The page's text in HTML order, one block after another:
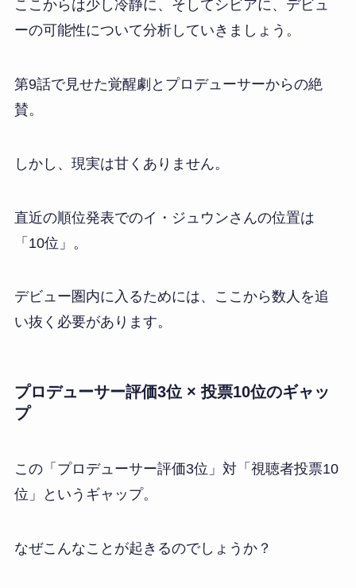
ここからは少し冷静に、そしてシビアに、デビュ
ーの可能性について分析していきましょう。
第9話で見せた覚醒劇とプロデューサーからの絶
賛。
しかし、現実は甘くありません。
直近の順位発表でのイ・ジュウンさんの位置は
「10位」。
デビュー圏内に入るためには、ここから数人を追
い抜く必要があります。
プロデューサー評価3位 × 投票10位のギャッ
プ
この「プロデューサー評価3位」対「視聴者投票10
位」というギャップ。
なぜこんなことが起きるのでしょうか？